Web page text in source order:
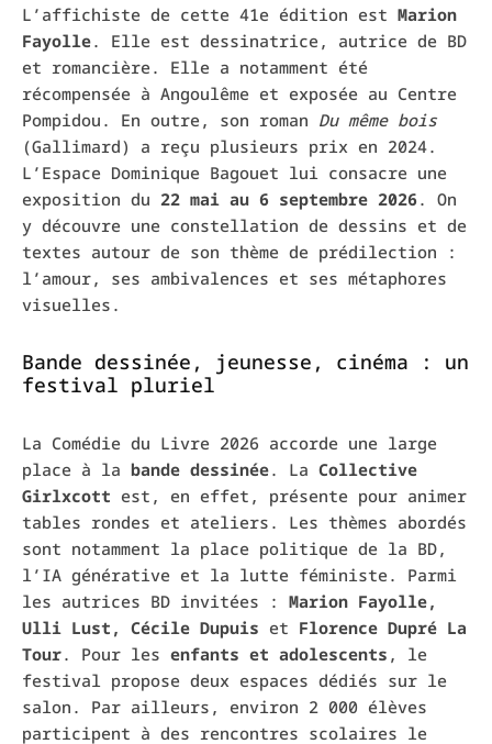
L’affichiste de cette 41e édition est Marion
Fayolle. Elle est dessinatrice, autrice de BD
et romancière. Elle a notamment été
récompensée à Angoulême et exposée au Centre
Pompidou. En outre, son roman Du même bois
(Gallimard) a reçu plusieurs prix en 2024.
L’Espace Dominique Bagouet lui consacre une
exposition du 22 mai au 6 septembre 2026. On
y découvre une constellation de dessins et de
textes autour de son thème de prédilection :
l’amour, ses ambivalences et ses métaphores
visuelles.
Bande dessinée, jeunesse, cinéma : un
festival pluriel
La Comédie du Livre 2026 accorde une large
place à la bande dessinée. La Collective
Girlxcott est, en effet, présente pour animer
tables rondes et ateliers. Les thèmes abordés
sont notamment la place politique de la BD,
l’IA générative et la lutte féministe. Parmi
les autrices BD invitées : Marion Fayolle,
Ulli Lust, Cécile Dupuis et Florence Dupré La
Tour. Pour les enfants et adolescents , le
festival propose deux espaces dédiés sur le
salon. Par ailleurs, environ 2 000 élèves
participent à des rencontres scolaires le